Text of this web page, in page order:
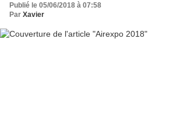
Publié le 05/06/2018 à 07:58
Par Xavier